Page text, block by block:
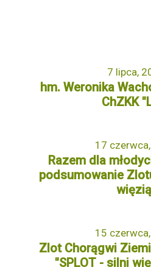
7 lipca,
hm. Weronika
ChZKK
17
Razem dla
podsumowanie
15
Zlot Chorągwi
"SPLOT - silni